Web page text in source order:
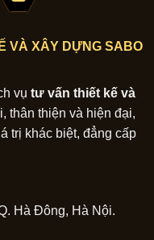
VÀ XÂY DỰNG SABO
vụ tư vấn thiết kế và
thân thiện và hiện đại,
trị khác biệt, đẳng cấp
Hà Đông, Hà Nội.